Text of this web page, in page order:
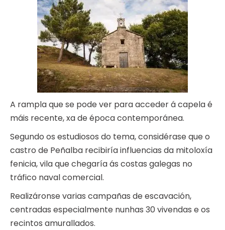
A rampla que se pode ver para acceder á capela é
máis recente, xa de época contemporánea.
Segundo os estudiosos do tema, considérase que o
castro de Peñalba recibiría influencias da mitoloxía
fenicia, vila que chegaría ás costas galegas no
tráfico naval comercial.
Realizáronse varias campañas de escavación,
centradas especialmente nunhas 30 vivendas e os
recintos amurallados.